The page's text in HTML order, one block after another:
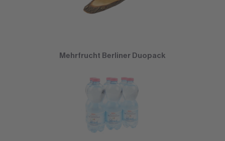
Mehrfrucht Berliner Duopack